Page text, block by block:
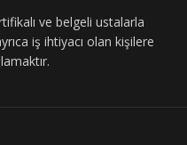
ve belgeli ustalarla
iş ihtiyacı olan kişilere